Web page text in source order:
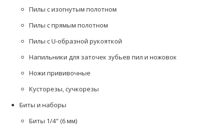
Пилы с изогнутым полотном
Пилы с прямым полотном
Пилы с U-образной рукояткой
Напильники для заточек зубьев пил и ножовок
Ножи прививочные
Кусторезы, сучкорезы
Биты и наборы
Биты 1/4" (6 мм)